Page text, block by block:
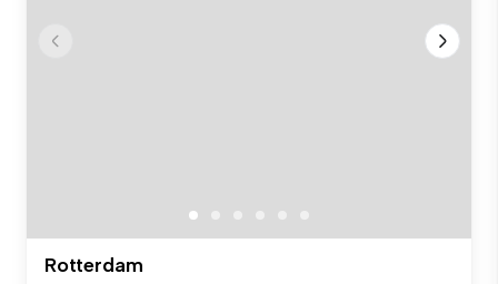
Rotterdam